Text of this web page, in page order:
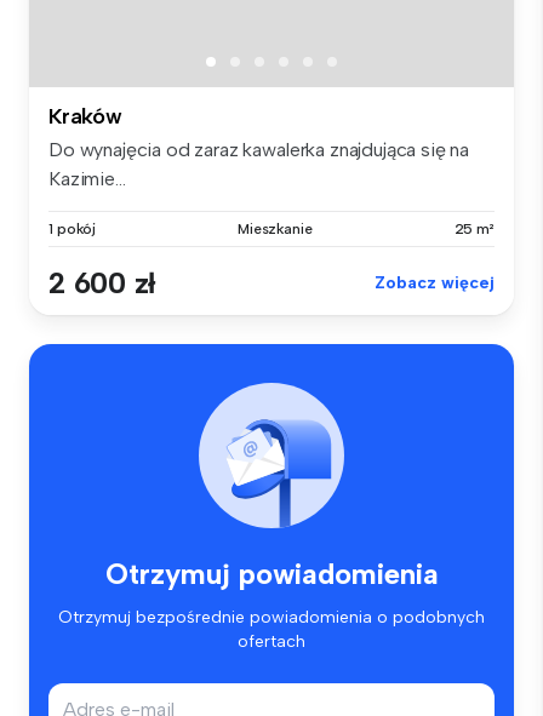
Kraków
Do wynajęcia od zaraz kawalerka znajdująca się na
Kazimie...
1 pokój Mieszkanie 25 m²
2 600 zł Zobacz więcej
Otrzymuj powiadomienia
Otrzymuj bezpośrednie powiadomienia o podobnych
ofertach